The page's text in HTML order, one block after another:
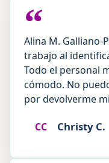
“
Alina M. Galliano-
trabajo al
Todo el personal
cómodo. No
por devolverme
CC Christy C.